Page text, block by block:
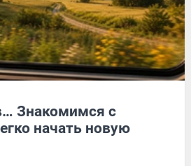
Знакомимся с
начать новую